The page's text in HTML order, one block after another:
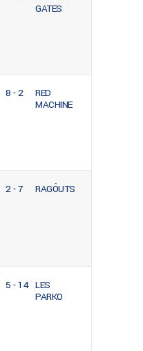
GATES
8 - 2
RED
MACHINE
2 - 7 RAGÔUTS
5 - 14 LES
PARKO